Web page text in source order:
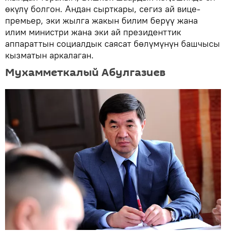
өкүлү болгон. Андан сырткары, сегиз ай вице-
премьер, эки жылга жакын билим берүү жана
илим министри жана эки ай президенттик
аппараттын социалдык саясат бөлүмүнүн башчысы
кызматын аркалаган.
Мухамметкалый Абулгазиев